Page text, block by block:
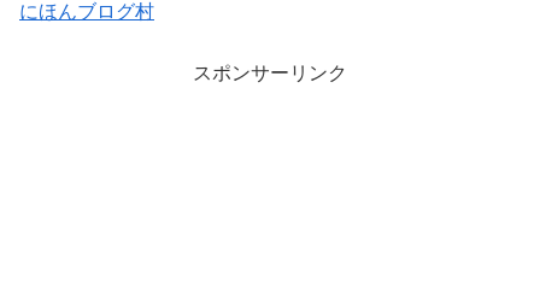
にほんブログ村
スポンサーリンク